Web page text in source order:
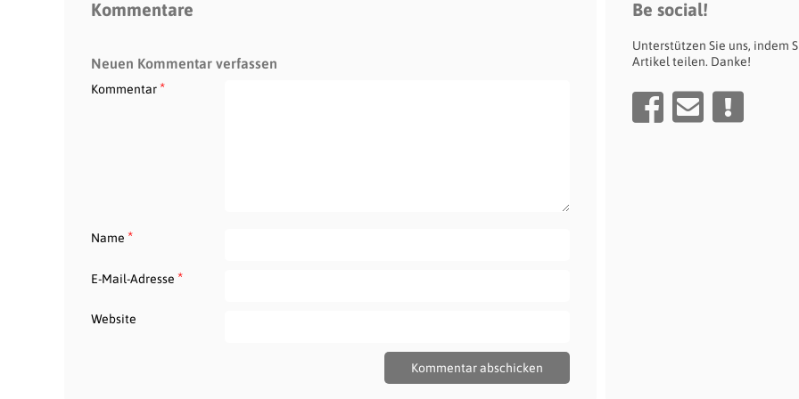
Kommentare
Neuen Kommentar verfassen
Kommentar*
Name *
E-Mail-Adresse *
Website
Be social!
Unterstützen Sie uns, indem
Artikel teilen. Danke!